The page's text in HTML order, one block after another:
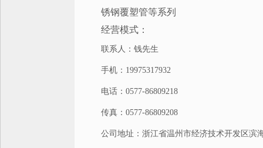
锈钢覆塑管等系列
经营模式：
联系人：钱先生
手机：19975317932
电话：0577-86809218
传真：0577-86809208
公司地址：浙江省温州市经济技术开发区滨